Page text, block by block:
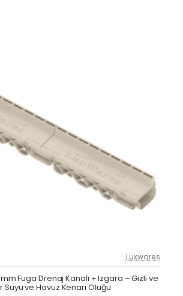
Güncel Fiyat
Yeni Ürün
Luxwares
mm Fuga Drenaj Kanalı + Izgara – Gizli ve
ve Havuz Kenarı Oluğu